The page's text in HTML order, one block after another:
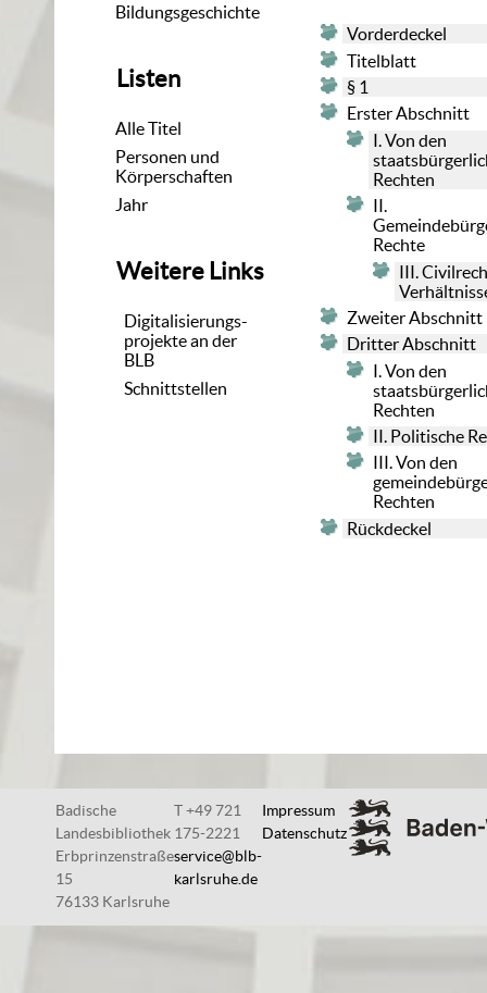
Bildungsgeschichte
Listen
Alle Titel
Personen und
Körperschaften
Jahr
Weitere Links
Digitalisierungs-
projekte an der
BLB
Schnittstellen
Vorderdeckel
Titelblatt
§ 1
Erster Abschnitt
I. Von den
Rechten
II.
Rechte
III.
Zweiter Abschnitt
Dritter Abschnitt
I. Von den
Rechten
II. Politische
III. Von den
Rechten
Rückdeckel
Badische
Landesbibliothek
Erbprinzenstraße
15
76133 Karlsruhe
T +49 721
175-2221
service@blb-
karlsruhe.de
Impressum
Datenschutz